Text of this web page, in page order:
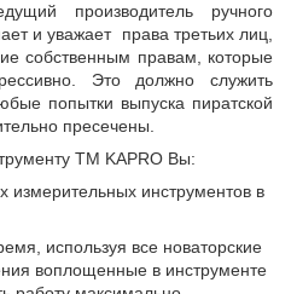
производитель ручного
и уважает права третьих лиц,
собственным правам, которые
Это должно служить
попытки выпуска пиратской
пресечены.
ТМ KAPRO Вы:
измерительных инструментов в
используя все новаторские
воплощенные в инструменте